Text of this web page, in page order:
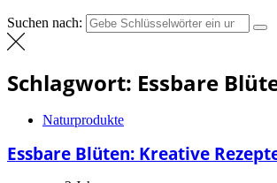
Suchen nach:
Schlagwort: Essbare
Naturprodukte
Essbare Blüten: Kreative